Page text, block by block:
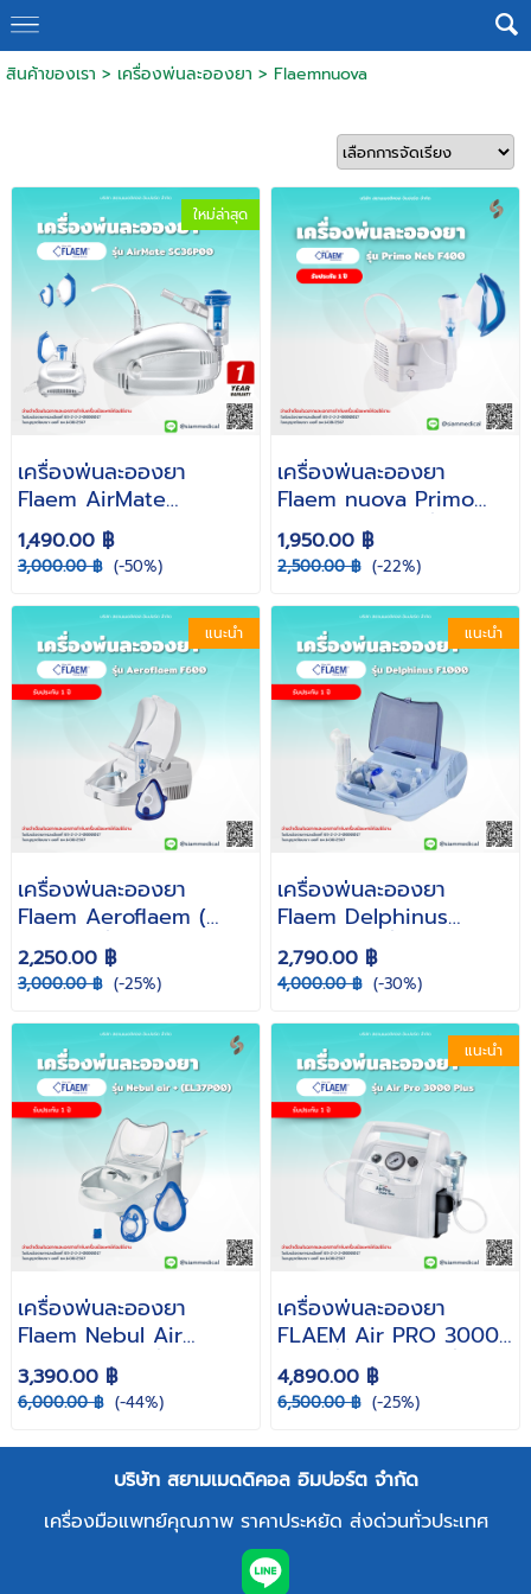
สินค้าของเรา > เครื่องพ่นละอองยา > Flaemnuova
ใหม่ล่าสุด
เครื่องพ่นละอองยา
Flaem AirMate
SC36P00 ( Nebulizer
พ่นยา เด็ก ผู้ใหญ่ เครื่อง
พ่นยาหอบ )
1,490.00 ฿
3,000.00 ฿ (-50%)
เครื่องพ่นละอองยา
Flaem nuova Primo
Neb F400 ( เครื่องพ่น
ยา เด็ก เครื่องพ่นยา )
1,950.00 ฿
2,500.00 ฿ (-22%)
แนะนำ
เครื่องพ่นละอองยา
Flaem Aeroflaem (
F600 เครื่องพ่นยา
เครื่องพ่นยาหอบหืด Air
Compressing
Nebulizer
2,250.00 ฿
3,000.00 ฿ (-25%)
แนะนำ
เครื่องพ่นละอองยา
Flaem Delphinus
F1000 ( เครื่องพ่นยา
เครื่องพ่นยาหอบหืด Air
Compressing
Nebulizer )
2,790.00 ฿
4,000.00 ฿ (-30%)
เครื่องพ่นละอองยา
Flaem Nebul Air
EL37P00 ( เครื่องพ่นยา
เครื่องพ่นยาหอบหืด Air
Compressing
Nebulizer )
3,390.00 ฿
6,000.00 ฿ (-44%)
แนะนำ
เครื่องพ่นละอองยา
FLAEM Air PRO 3000
+ ( เครื่องพ่นยา เครื่อง
พ่นยาหอบหืด พ่นยาเด็ก )
รับประกัน 1 ปี
4,890.00 ฿
6,500.00 ฿ (-25%)
บริษัท สยามเมดดิคอล อิมปอร์ต จำกัด
เครื่องมือแพทย์คุณภาพ ราคาประหยัด ส่งด่วนทั่วประเทศ